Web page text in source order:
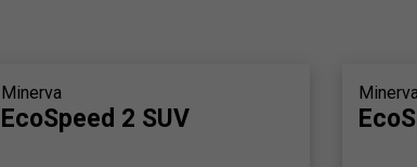
Minerva
EcoSpeed 2 SUV